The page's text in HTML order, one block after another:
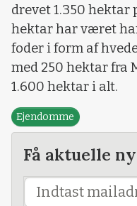
drevet 1.350 hektar
hektar har været
foder i form af
med 250 hektar fra
1.600 hektar i alt.
Ejendomme
Få aktuelle